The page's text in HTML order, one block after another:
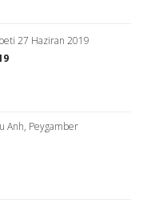
27 Haziran 2019
Anh, Peygamber